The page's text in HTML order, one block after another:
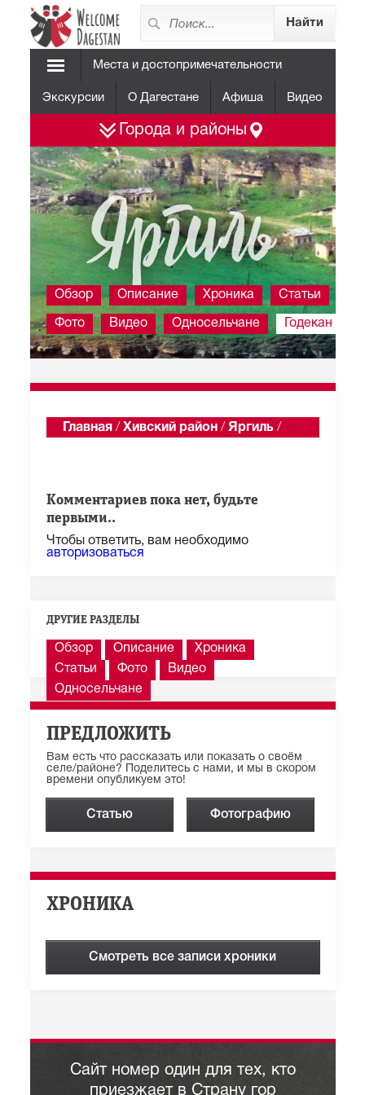
Места и достопримечательности
Экскурсии О Дагестане Афиша Видео
Города и районы
Яргиль
Обзор Описание Хроника Статьи
Фото Видео Односельчане Годекан
Главная / Хивский район / Яргиль /
Показать последние 100 из 1 285 сообщений
Комментариев пока нет, будьте
первыми..
Чтобы ответить, вам необходимо
авторизоваться
ДРУГИЕ РАЗДЕЛЫ
Обзор Описание
Хроника
Статьи
Фото
Видео
Односельчане
ПРЕДЛОЖИТЬ
Вам есть что рассказать или показать о своём
селе/районе? Поделитесь с нами, и мы в скором
времени опубликуем это!
Статью Фотографию
ХРОНИКА
Смотреть все записи хроники
Сайт номер один для тех, кто
приезжает в Страну гор